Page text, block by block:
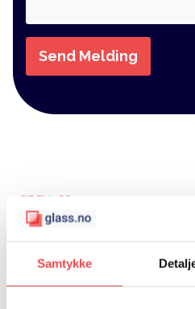
Samtykke
Send Melding
SIDEN 1889
Glassrekkverk
komplette
og balkong